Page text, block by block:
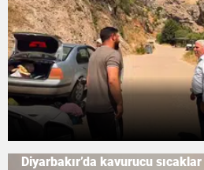
Diyarbakır’da kavurucu